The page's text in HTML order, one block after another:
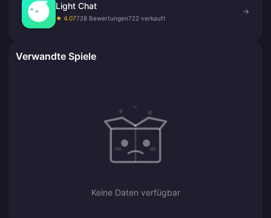
Light Chat
★ 4.07728 Bewertungen722 verkauft
→
Verwandte Spiele
Keine Daten verfügbar